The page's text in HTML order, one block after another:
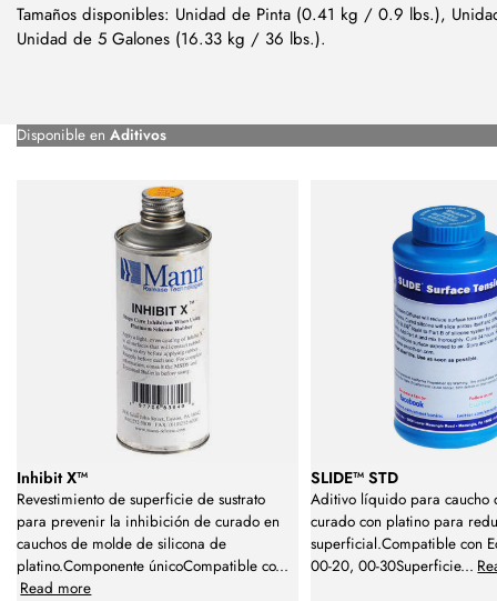
Tamaños disponibles: Unidad de Pinta (0.41 kg / 0.9 lbs.),
Unidad de 5 Galones (16.33 kg / 36 lbs.).
Disponible en Aditivos
Inhibit X™
Revestimiento de superficie de sustrato
para prevenir la inhibición de curado en
cauchos de molde de silicona de
platino.Componente únicoCompatible co...
Read more
SLIDE™ STD
Aditivo líquido para caucho
curado con platino para
superficial.Compatible con
00-20, 00-30Superficie...